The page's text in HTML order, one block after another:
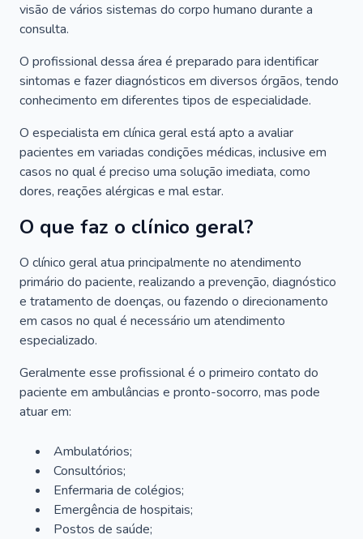
visão de vários sistemas do corpo humano durante a
consulta.
O profissional dessa área é preparado para identificar
sintomas e fazer diagnósticos em diversos órgãos, tendo
conhecimento em diferentes tipos de especialidade.
O especialista em clínica geral está apto a avaliar
pacientes em variadas condições médicas, inclusive em
casos no qual é preciso uma solução imediata, como
dores, reações alérgicas e mal estar.
O que faz o clínico geral?
O clínico geral atua principalmente no atendimento
primário do paciente, realizando a prevenção, diagnóstico
e tratamento de doenças, ou fazendo o direcionamento
em casos no qual é necessário um atendimento
especializado.
Geralmente esse profissional é o primeiro contato do
paciente em ambulâncias e pronto-socorro, mas pode
atuar em:
Ambulatórios;
Consultórios;
Enfermaria de colégios;
Emergência de hospitais;
Postos de saúde;